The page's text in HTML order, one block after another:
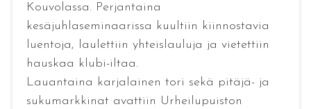
Kouvolassa. Perjantaina
kesäjuhlaseminaarissa kuultiin kiinnostavia
luentoja, laulettiin yhteislauluja ja vietettiin
hauskaa klubi-iltaa.
Lauantaina karjalainen tori sekä pitäjä- ja
sukumarkkinat avattiin Urheilupuiston